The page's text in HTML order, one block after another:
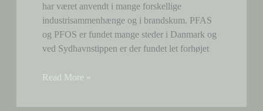
har været anvendt i mange forskellige
industrisammenhænge og i brandskum. PFAS
og PFOS er fundet mange steder i Danmark og
ved Sydhavnstippen er der fundet let forhøjet
Miljøfarligt
og
Read More »